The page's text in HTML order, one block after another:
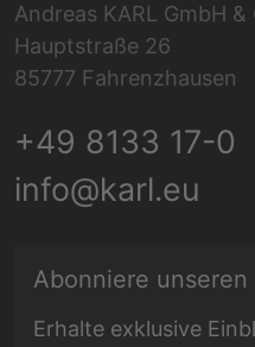
Andreas KARL GmbH &
Hauptstraße 26
85777 Fahrenzhausen
+49 8133 17-0
info@karl.eu
Abonniere
Erhalte exklusive
E-Mail Adresse